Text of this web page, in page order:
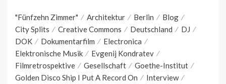
"Fünfzehn Zimmer" Architektur Berlin
Blog
City Splits
Creative Commons Deutschland
DJ
DOK
Dokumentarfilm
Electronica
Elektronische Musik
Evgenij Kondratev
Filmretrospektive
Gesellschaft
Goethe-Institut
Golden Disco Ship I Put A Record On
Interview